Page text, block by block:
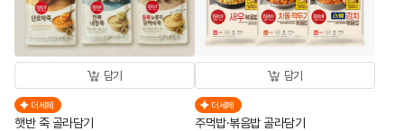
담기
더세페
햇반 죽 골라담기
담기
더세페
주먹밥·볶음밥 골라담기